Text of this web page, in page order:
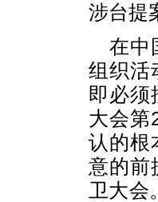
涉台提
在中
组织活
即必须
大会第
认的根
意的前
卫大会